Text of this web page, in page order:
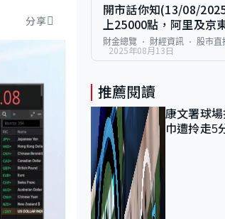
分享
開市話你知(13/08/2025) 恒指高開206
上25000點，阿里及京
財金總覽 財經資訊 股市直
2025年08月13日
推薦閱讀
康文署球
巾遭拎走5